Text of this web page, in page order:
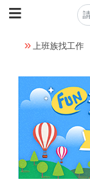
上班族找工作